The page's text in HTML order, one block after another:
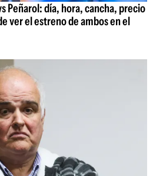
Peñarol: día, hora, cancha, precio
ver el estreno de ambos en el